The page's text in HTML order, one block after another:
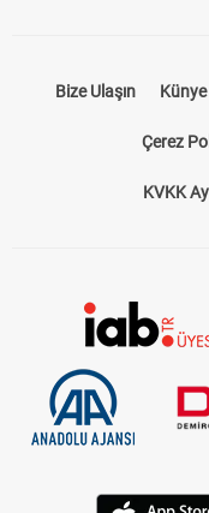
Bize Ulaşın Künye
Çerez
KVKK